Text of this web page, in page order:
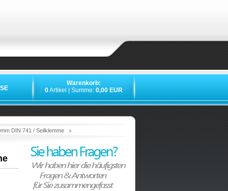
Warenkorb:
0Artikel | Summe: 0,00 EUR
DIN 741 / Seilklemme